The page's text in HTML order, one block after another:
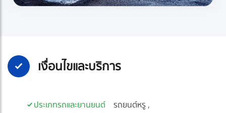
เงื่อนไขและบริการ
ประเภทรถและยานยนต์
รถยนต์หรู